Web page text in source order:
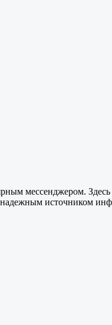
мессенджером.
надежным источником